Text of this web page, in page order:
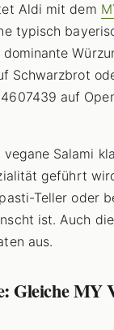
Aldi mit dem
typisch
Schwarzbrot
auf
Salami
geführt
Teller oder
ist. Auch
aus.
Gleiche MY